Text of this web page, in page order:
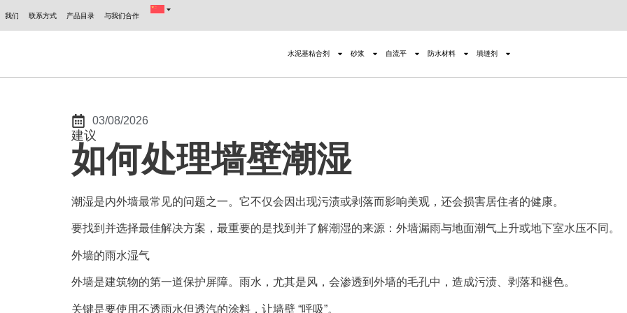
我们 联系方式 产品目录 与我们合作
水泥基粘合剂 砂浆 自流平 防水材料 填缝剂
03/08/2026
建议
如何处理墙壁潮湿
潮湿是内外墙最常见的问题之一。它不仅会因出现污渍或剥落而影响美观，还会损害居住者的健康。
要找到并选择最佳解决方案，最重要的是找到并了解潮湿的来源 ：外墙漏雨与地面潮气上升或地下室水压不同。
外墙的雨水湿气
外墙是建筑物的第一道保护屏障。雨水，尤其是风，会渗透到外墙的毛孔中，造成污渍、剥落和褪色。
关键是要使用不透雨水但透汽的涂料，让墙壁 “呼吸”。